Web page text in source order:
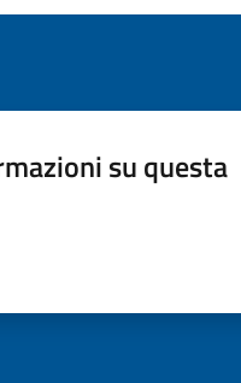
su questa